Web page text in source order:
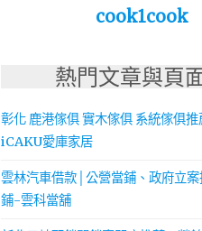
cook1cook
熱門文章與頁
彰化 鹿港傢俱 實木傢俱 系統傢俱
iCAKU愛庫家居
雲林汽車借款│公營當鋪、政府立
鋪-雲科當舖